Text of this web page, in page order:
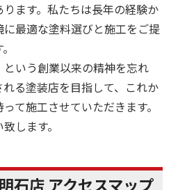
ます。私たちは長年の経験か
最適な塗料選びと施工をご提
という創業以来の精神を忘れ
る塗装店を目指して、これか
て施工させていただきます。
します。
石店 アクセスマップ